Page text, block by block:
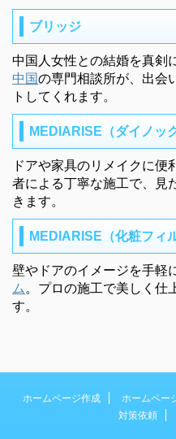
ブリッジ
中国人女性との結婚を真剣
中国の専門相談所が、出会
トしてくれます。
MEDIARISE（ダイノッ
ドアや家具のリメイクに便
者による丁寧な施工で、見
きます。
MEDIARISE（化粧フィ
壁やドアのイメージを手軽
ム 。プロの施工で美しく仕
す。
ホームページ作成 ホームペー
対策依頼